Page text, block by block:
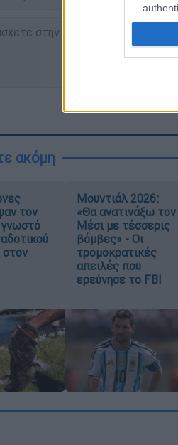
ακόμη
τον
στον
Μουντιάλ 2026:
«Θα ανατινάξω τον
Μέσι με τέσσερις
βόμβες» - Οι
τρομοκρατικές
απειλές που
ερεύνησε το FBI